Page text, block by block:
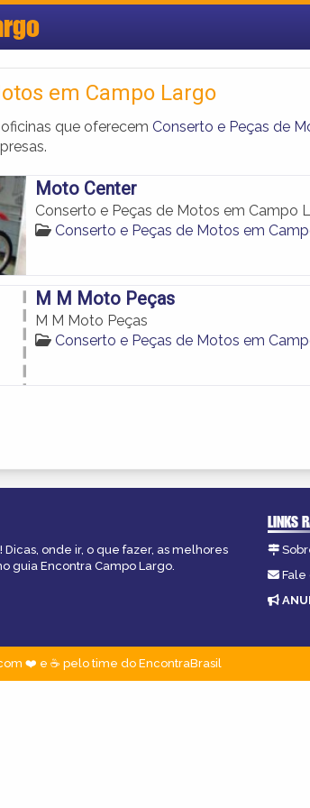
em Campo Largo
que oferecem Conserto e Peças de
Moto Center
Conserto e Peças de Motos em Campo
Conserto e Peças de Motos em
M M Moto Peças
M M Moto Peças
Conserto e Peças de Motos em
onde ir, o que fazer, as melhores
guia Encontra Campo Largo.
LINKS
Fale
❤️ e ☕ pelo time do EncontraBrasil